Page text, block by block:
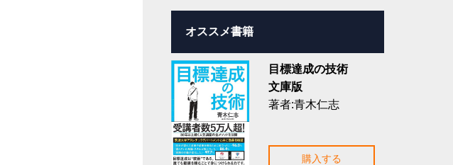
オススメ書籍
目標達成の技術
文庫版
著者:青木仁志
購入する